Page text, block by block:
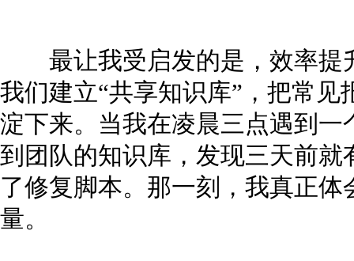
最让我受启发的是，效率提
我们建立“共享知识库”，把常
淀下来。当我在凌晨三点遇到
到团队的知识库，发现三天前
了修复脚本。那一刻，我真正体
量。